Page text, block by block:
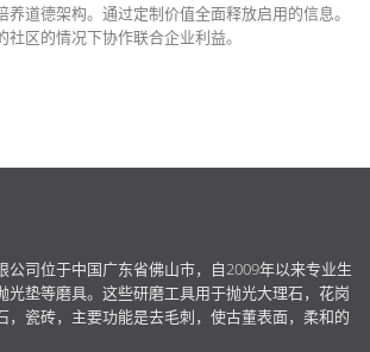
道德架构。通过定制价值全面释放启用的信息。
区的情况下协作联合企业利益。
公司位于中国广东省佛山市，自2009年以来专业生
光垫等磨具。这些研磨工具用于抛光大理石，花岗
，瓷砖，主要功能是去毛刺，使古董表面，柔和的